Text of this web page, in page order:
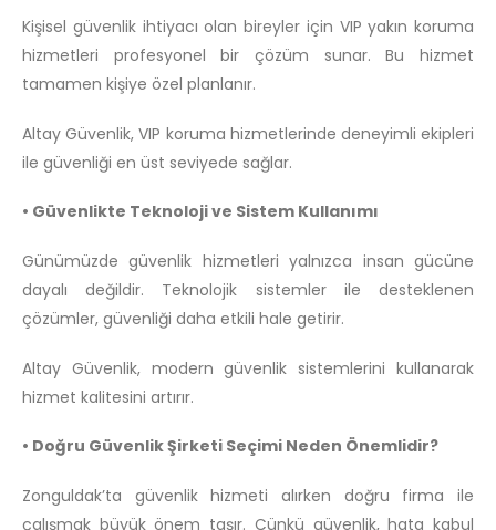
Kişisel güvenlik ihtiyacı olan bireyler için VIP yakın koruma
hizmetleri profesyonel bir çözüm sunar. Bu hizmet
tamamen kişiye özel planlanır.
Altay Güvenlik, VIP koruma hizmetlerinde deneyimli ekipleri
ile güvenliği en üst seviyede sağlar.
• Güvenlikte Teknoloji ve Sistem Kullanımı
Günümüzde güvenlik hizmetleri yalnızca insan gücüne
dayalı değildir. Teknolojik sistemler ile desteklenen
çözümler, güvenliği daha etkili hale getirir.
Altay Güvenlik, modern güvenlik sistemlerini kullanarak
hizmet kalitesini artırır.
• Doğru Güvenlik Şirketi Seçimi Neden Önemlidir?
Zonguldak’ta güvenlik hizmeti alırken doğru firma ile
çalışmak büyük önem taşır. Çünkü güvenlik, hata kabul